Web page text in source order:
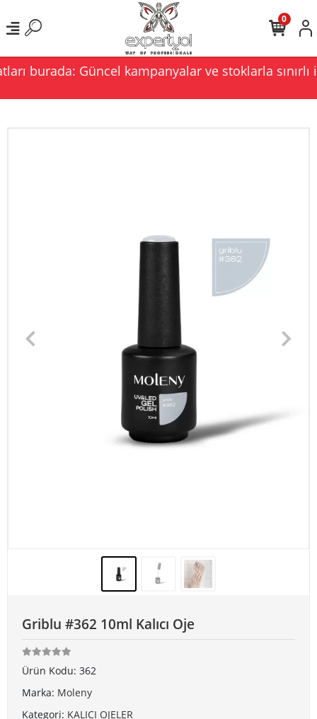
burada: Güncel kampanyalar ve stoklarla
0
Griblu #362 10ml Kalıcı Oje
Ürün Kodu: 362
Marka: Moleny
Kategori: KALICI OJELER